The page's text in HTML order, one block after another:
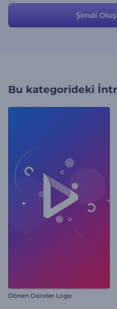
Şi̇mdi̇
Bu kategorideki
Dönen Daireler Logo